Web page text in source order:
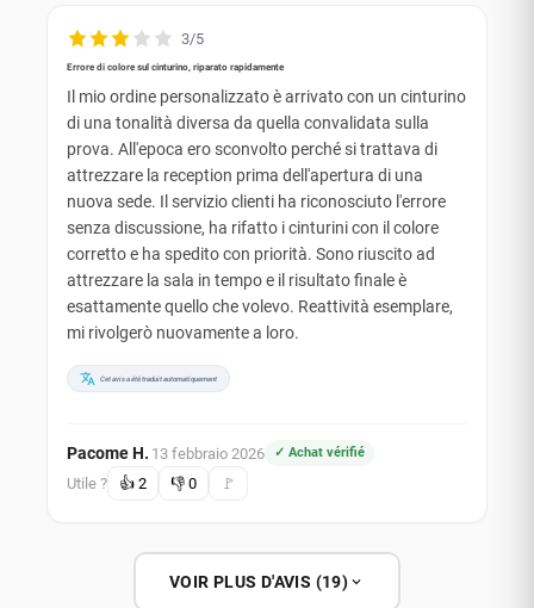
3/5
Errore di colore sul cinturino, riparato rapidamente
Il mio ordine personalizzato è arrivato con un cinturino
di una tonalità diversa da quella convalidata sulla
prova. All'epoca ero sconvolto perché si trattava di
attrezzare la reception prima dell'apertura di una
nuova sede. Il servizio clienti ha riconosciuto l'errore
senza discussione, ha rifatto i cinturini con il colore
corretto e ha spedito con priorità. Sono riuscito ad
attrezzare la sala in tempo e il risultato finale è
esattamente quello che volevo. Reattività esemplare,
mi rivolgerò nuovamente a loro.
Cet avis a été traduit automatiquement
Pacome H. 13 febbraio 2026 ✓ Achat vérifié
Utile ? 👍 2 👎 0 🚩
VOIR PLUS D'AVIS (19)